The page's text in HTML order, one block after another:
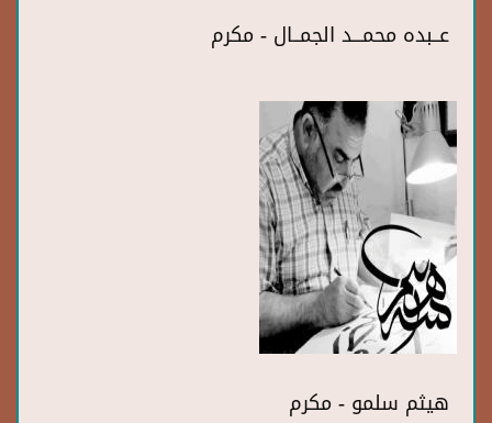
عــبده محمـــد الجمــال - مكرم
هيثم سلمو - مكرم